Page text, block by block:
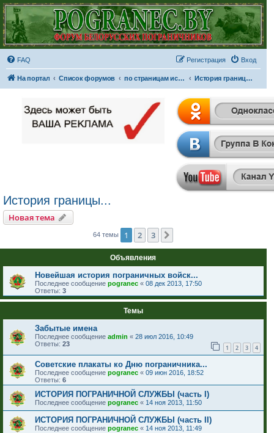
FAQ Вход
Регистрация
На портал Список форумов по страницам истории История границы...
История границы...
Новая тема
64 темы 1 2 3
Объявления
Новейшая история пограничных войск...
Последнее сообщение pogranec « 08 дек 2013, 17:50
Ответы: 3
Темы
Забытые имена
Последнее сообщение admin « 28 июл 2016, 10:49
Ответы: 23 1 2 3 4
Советские плакаты ко Дню пограничника...
Последнее сообщение pogranec « 09 июн 2016, 18:52
Ответы: 6
ИСТОРИЯ ПОГРАНИЧНОЙ СЛУЖБЫ (часть I)
Последнее сообщение pogranec « 14 ноя 2013, 11:50
ИСТОРИЯ ПОГРАНИЧНОЙ СЛУЖБЫ (часть II)
Последнее сообщение pogranec « 14 ноя 2013, 11:49